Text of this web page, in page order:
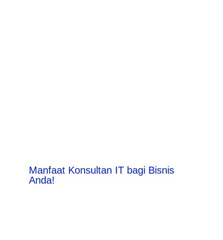
Manfaat Konsultan IT bagi Bisnis
Anda!